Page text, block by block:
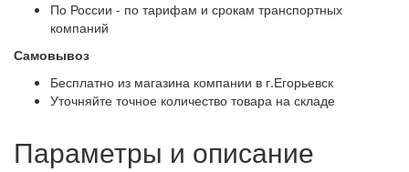
По России - по тарифам и срокам транспортных
компаний
Самовывоз
Бесплатно из магазина компании в г.Егорьевск
Уточняйте точное количество товара на складе
Параметры и описание